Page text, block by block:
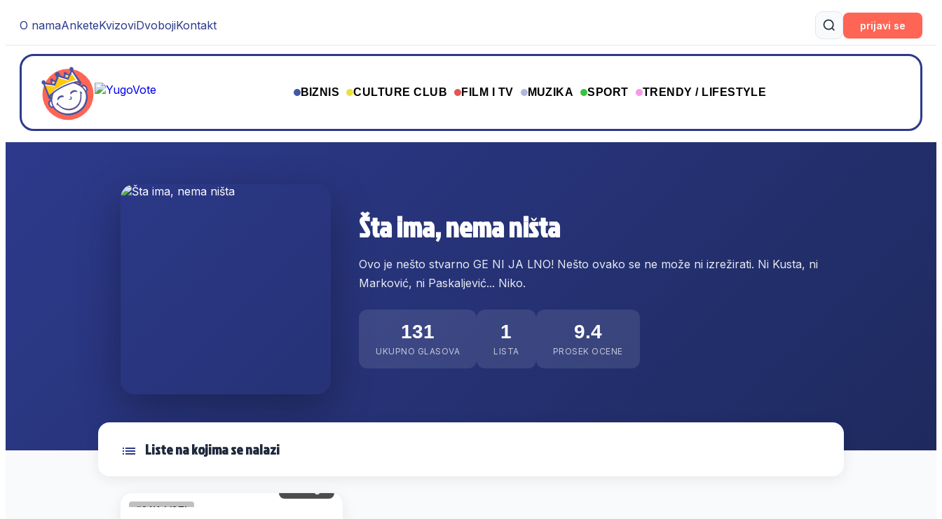
O namaAnketeKvizoviDvobojiKontakt prijavi se
BIZNIS CULTURE CLUB FILM I TV MUZIKA SPORT TRENDY / LIFESTYLE
Šta ima, nema ništa
Ovo je nešto stvarno GE NI JA LNO! Nešto ovako se ne može ni izrežirati. Ni Kusta, ni
Marković, ni Paskaljević... Niko.
131
UKUPNO GLASOVA
1
LISTA
9.4
PROSEK OCENE
Liste na kojima se nalazi
#2 NA LISTI